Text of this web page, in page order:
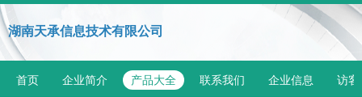
湖南天承信息技术有限公司
首页 企业简介 产品大全 联系我们 企业信息 访客